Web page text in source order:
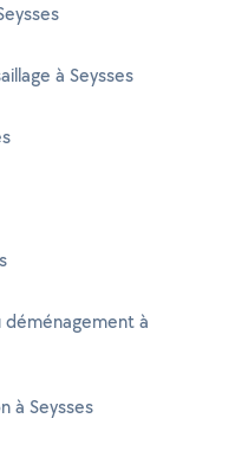
à Seysses
à
à Seysses